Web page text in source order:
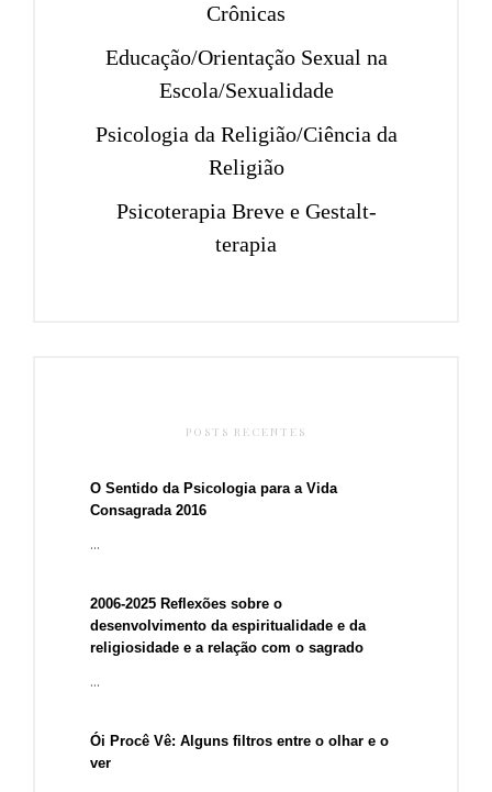
Crônicas
Educação/Orientação Sexual na
Escola/Sexualidade
Psicologia da Religião/Ciência da
Religião
Psicoterapia Breve e Gestalt-
terapia
POSTS RECENTES
O Sentido da Psicologia para a Vida
Consagrada 2016
...
2006-2025 Reflexões sobre o
desenvolvimento da espiritualidade e da
religiosidade e a relação com o sagrado
...
Ói Procê Vê: Alguns filtros entre o olhar e o
ver